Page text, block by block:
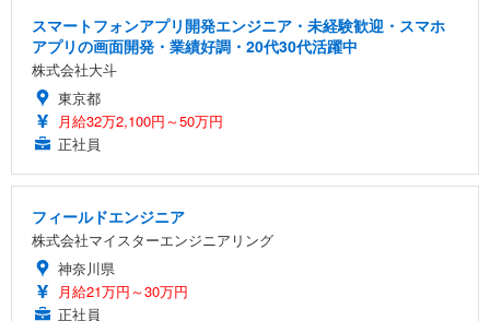
スマートフォンアプリ開発エンジニア・未経験歓迎・スマホ
アプリの画面開発・業績好調・20代30代活躍中
株式会社大斗
東京都
月給32万2,100円～50万円
正社員
フィールドエンジニア
株式会社マイスターエンジニアリング
神奈川県
月給21万円～30万円
正社員